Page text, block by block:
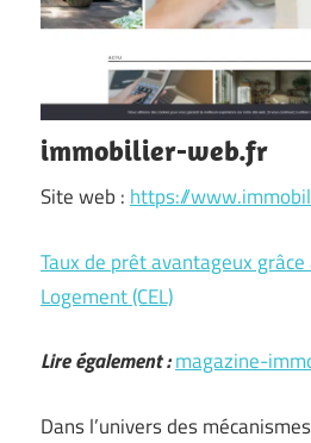
immobilier-web.fr
Site web : https://
Taux de prêt avantageux
Logement (CEL)
Lire également :magazine-
Dans l’univers des